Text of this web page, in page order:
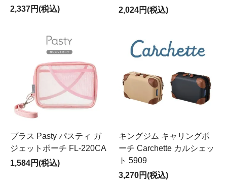
2,337円(税込)
2,024円(税込)
プラス Pasty パスティ ガ
ジェットポーチ FL-220CA
1,584円(税込)
キングジム キャリングポ
ーチ Carchette カルシェッ
ト 5909
3,270円(税込)